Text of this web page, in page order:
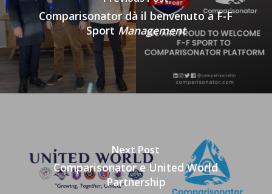
Comparisonator dà il benvenuto a F-F
Sport Management
Next Post
Comparisonator e United World
Partnership